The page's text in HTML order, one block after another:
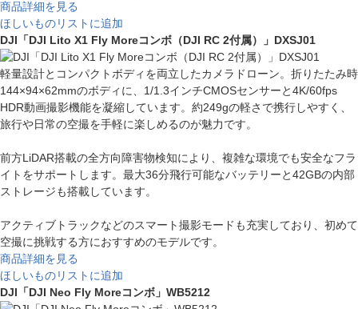
商品詳細を見る
ほしいものリストに追加
DJI「DJI Lito X1 Fly Moreコンボ（DJI RC 2付属）」DXSJ01
軽量設計とコンパクトボディを両立したカメラドローン。折りたたみ時
144×94×62mmのボディに、1/1.3インチCMOSセンサーと4K/60fps
HDR動画撮影機能を凝縮しています。約249gの軽さで携行しやすく、
旅行や日常の空撮を手軽に楽しめるのが魅力です。
前方LiDAR搭載の全方向障害物検知により、複雑な環境でも安全なフラ
イトをサポートします。最大36分飛行可能なバッテリーと42GBの内部
ストレージも搭載しています。
アクティブトラックなどのスマート撮影モードも充実しており、初めて
空撮に挑戦する方におすすめのモデルです。
商品詳細を見る
ほしいものリストに追加
DJI「DJI Neo Fly Moreコンボ」WB5212